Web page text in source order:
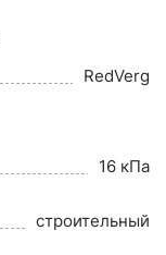
RedVerg
16 кПа
строительный